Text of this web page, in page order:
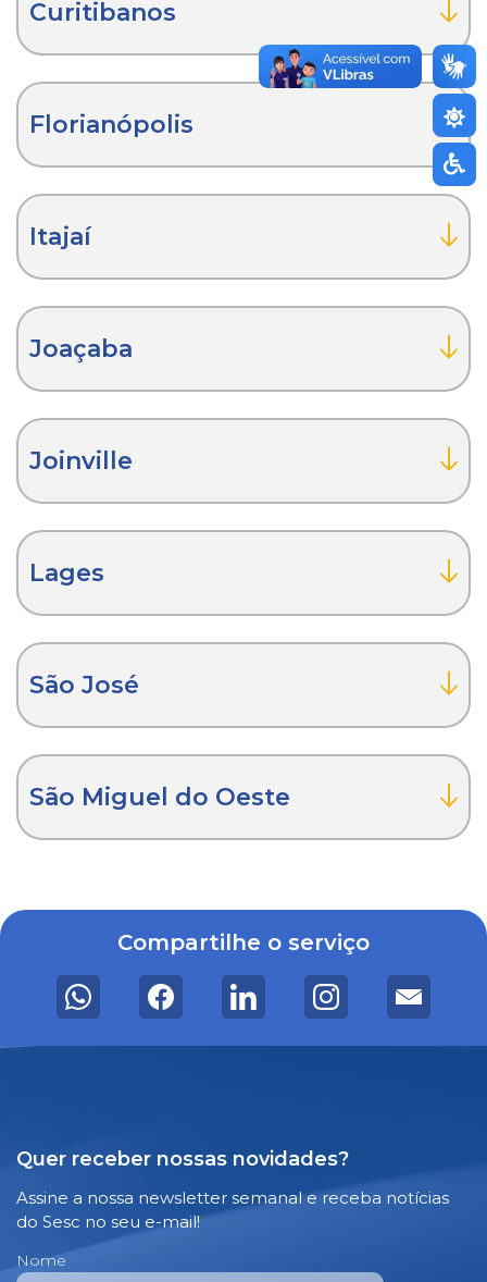
Curitibanos
Florianópolis
Itajaí
Joaçaba
Joinville
Lages
São José
São Miguel do Oeste
Compartilhe o serviço
Quer receber nossas novidades?
Assine a nossa newsletter semanal e receba notícias
do Sesc no seu e-mail!
Nome